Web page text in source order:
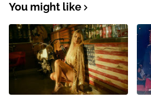
You might like